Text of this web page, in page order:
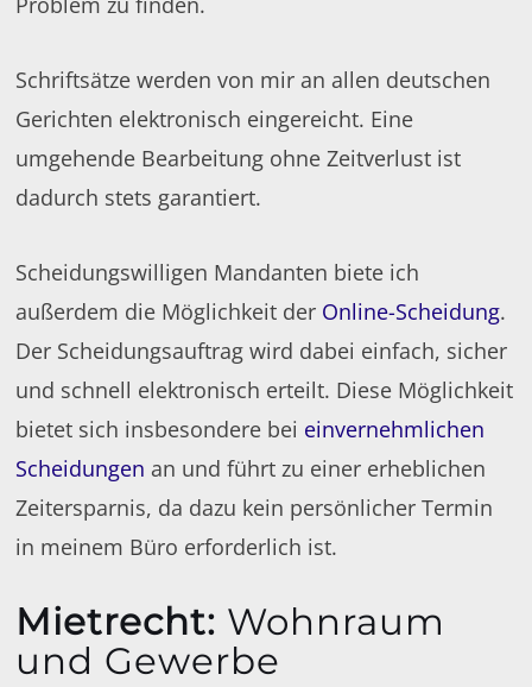
Schriftsätze werden von mir an allen deutschen
Gerichten elektronisch eingereicht. Eine
umgehende Bearbeitung ohne Zeitverlust ist
dadurch stets garantiert.
Scheidungswilligen Mandanten biete ich
außerdem die Möglichkeit der Online-Scheidung.
Der Scheidungsauftrag wird dabei einfach, sicher
und schnell elektronisch erteilt. Diese Möglichkeit
bietet sich insbesondere bei einvernehmlichen
Scheidungen an und führt zu einer erheblichen
Zeitersparnis, da dazu kein persönlicher Termin
in meinem Büro erforderlich ist.
Mietrecht: Wohnraum
und Gewerbe